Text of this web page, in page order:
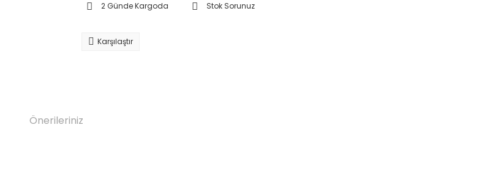
2 Günde Kargoda Stok Sorunuz
Karşılaştır
Önerileriniz